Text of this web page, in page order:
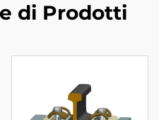
di Prodotti